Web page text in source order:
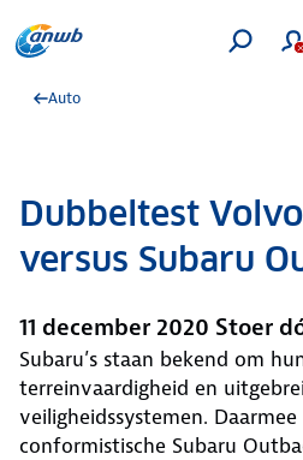
Auto
Dubbeltest
versus Subaru
11 december 2020 Stoer
Subaru’s staan bekend om
terreinvaardigheid en
veiligheidssystemen.
conformistische Subaru